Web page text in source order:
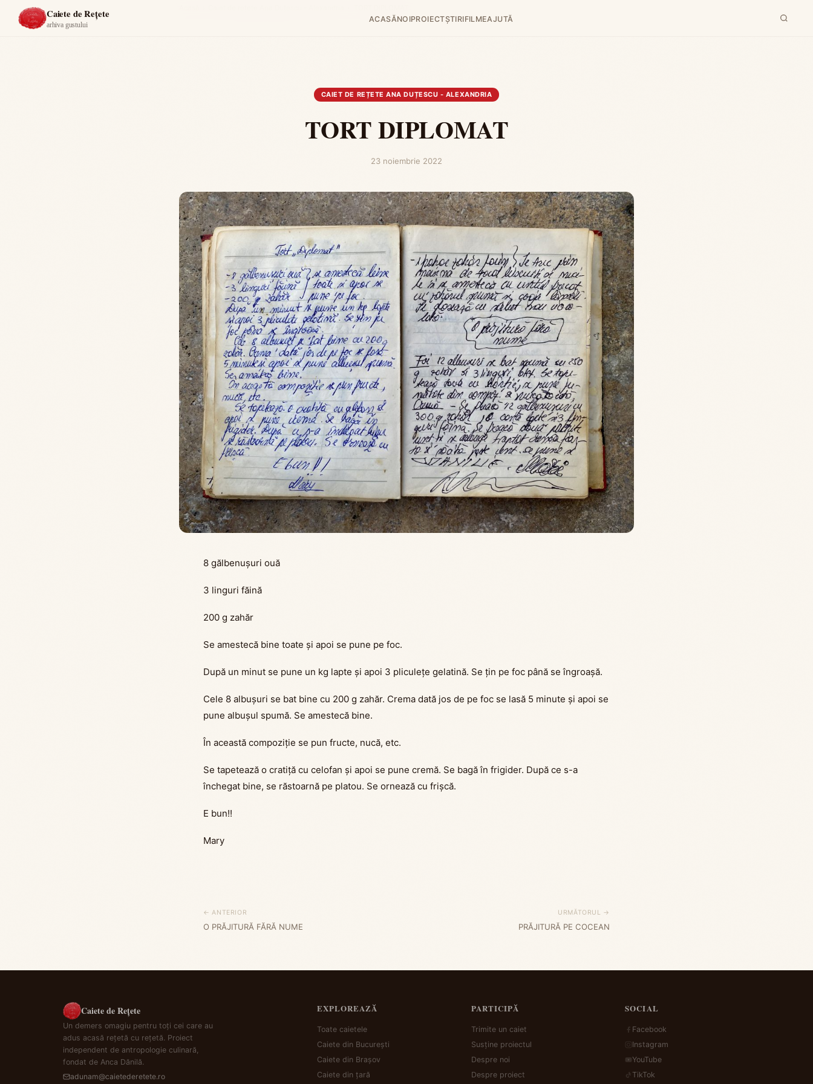
Caiete de Rețete
arhiva gustului
ACASĂNOIPROIECTȘTIRIFILMEAJUTĂ
CAIET DE REȚETE ANA DUȚESCU - ALEXANDRIA
TORT DIPLOMAT
23 noiembrie 2022
8 gălbenușuri ouă
3 linguri făină
200 g zahăr
Se amestecă bine toate și apoi se pune pe foc.
După un minut se pune un kg lapte și apoi 3 pliculețe gelatină. Se țin pe foc până se îngroașă.
Cele 8 albușuri se bat bine cu 200 g zahăr. Crema dată jos de pe foc se lasă 5 minute și apoi se
pune albușul spumă. Se amestecă bine.
În această compoziție se pun fructe, nucă, etc.
Se tapetează o cratiță cu celofan și apoi se pune cremă. Se bagă în frigider. După ce s-a
închegat bine, se răstoarnă pe platou. Se ornează cu frișcă.
E bun!!
Mary
← ANTERIOR
O PRĂJITURĂ FĂRĂ NUME
URMĂTORUL →
PRĂJITURĂ PE COCEAN
Caiete de Rețete
Un demers omagiu pentru toți cei care au
adus acasă rețetă cu rețetă. Proiect
independent de antropologie culinară,
fondat de Anca Dănilă.
adunam@caietederetete.ro
EXPLOREAZĂ
Toate caietele
Caiete din București
Caiete din Brașov
Caiete din țară
PARTICIPĂ
Trimite un caiet
Susține proiectul
Despre noi
Despre proiect
SOCIAL
Facebook
Instagram
YouTube
TikTok